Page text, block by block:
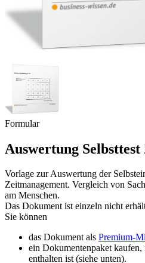
Formular
Auswertung
Vorlage zur Auswertung der
Zeitmanagement. Vergleich von
am Menschen.
Das Dokument ist einzeln nicht
Sie können
das Dokument als Premium-
ein Dokumentenpaket
enthalten ist (siehe unten).